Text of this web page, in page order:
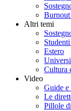
Altri temi
Estero
Cultura
Video
Guide e
Le
Pillole